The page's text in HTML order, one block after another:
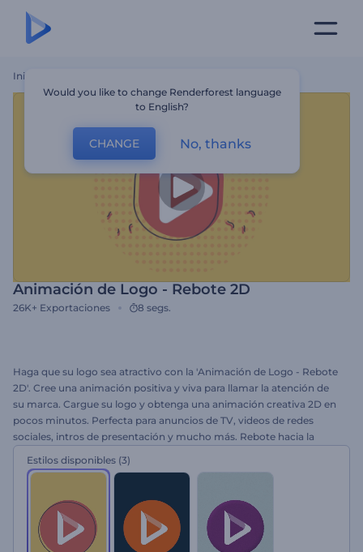
Inicio
Animación de Logo - Rebote 2D
26K+ Exportaciones 8 segs.
Haga que su logo sea atractivo con la 'Animación de Logo - Rebote
2D'. Cree una animación positiva y viva para llamar la atención de
su marca. Cargue su logo y obtenga una animación creativa 2D en
pocos minutos. Perfecta para anuncios de TV, videos de redes
sociales, intros de presentación y mucho más. Rebote hacia la
Estilos disponibles (3)
Would you like to change Renderforest language
to English?
CHANGE No, thanks